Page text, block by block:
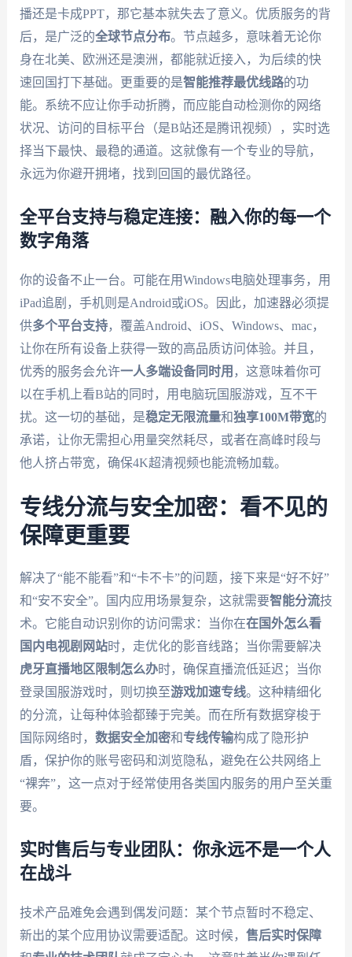
播还是卡成PPT，那它基本就失去了意义。优质服务的背
后，是广泛的全球节点分布。节点越多，意味着无论你
身在北美、欧洲还是澳洲，都能就近接入，为后续的快
速回国打下基础。更重要的是智能推荐最优线路的功
能。系统不应让你手动折腾，而应能自动检测你的网络
状况、访问的目标平台（是B站还是腾讯视频），实时选
择当下最快、最稳的通道。这就像有一个专业的导航，
永远为你避开拥堵，找到回国的最优路径。
全平台支持与稳定连接：融入你的每一个
数字角落
你的设备不止一台。可能在用Windows电脑处理事务，用
iPad追剧，手机则是Android或iOS。因此，加速器必须提
供多个平台支持，覆盖Android、iOS、Windows、mac，
让你在所有设备上获得一致的高品质访问体验。并且，
优秀的服务会允许一人多端设备同时用 ，这意味着你可
以在手机上看B站的同时，用电脑玩国服游戏，互不干
扰。这一切的基础，是稳定无限流量和独享100M带宽的
承诺，让你无需担心用量突然耗尽，或者在高峰时段与
他人挤占带宽，确保4K超清视频也能流畅加载。
专线分流与安全加密：看不见的
保障更重要
解决了“能不能看”和“卡不卡”的问题，接下来是“好不好”
和“安不安全”。国内应用场景复杂，这就需要智能分流技
术。它能自动识别你的访问需求：当你在在国外怎么看
国内电视剧网站时，走优化的影音线路；当你需要解决
虎牙直播地区限制怎么办时，确保直播流低延迟；当你
登录国服游戏时，则切换至游戏加速专线。这种精细化
的分流，让每种体验都臻于完美。而在所有数据穿梭于
国际网络时， 数据安全加密和专线传输构成了隐形护
盾，保护你的账号密码和浏览隐私，避免在公共网络上
“裸奔”，这一点对于经常使用各类国内服务的用户至关重
要。
实时售后与专业团队：你永远不是一个人
在战斗
技术产品难免会遇到偶发问题：某个节点暂时不稳定、
新出的某个应用协议需要适配。这时候， 售后实时保障